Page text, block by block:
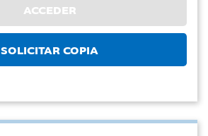
ACCEDER
SOLICITAR COPIA